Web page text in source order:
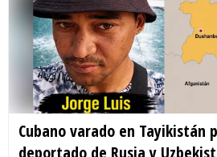
Cubano varado en Tayikistán
deportado de Rusia y